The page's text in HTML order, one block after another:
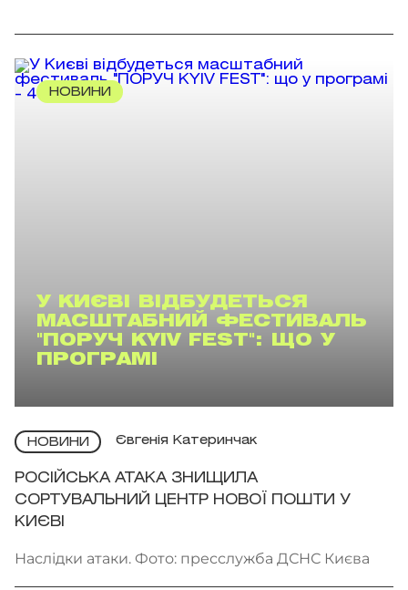
НОВИНИ
У КИЄВІ ВІДБУДЕТЬСЯ
МАСШТАБНИЙ ФЕСТИВАЛЬ
"ПОРУЧ KYIV FEST": ЩО У
ПРОГРАМІ
НОВИНИ Євгенія Катеринчак
РОСІЙСЬКА АТАКА ЗНИЩИЛА
СОРТУВАЛЬНИЙ ЦЕНТР НОВОЇ ПОШТИ У
КИЄВІ
Наслідки атаки. Фото: пресслужба ДСНС Києва